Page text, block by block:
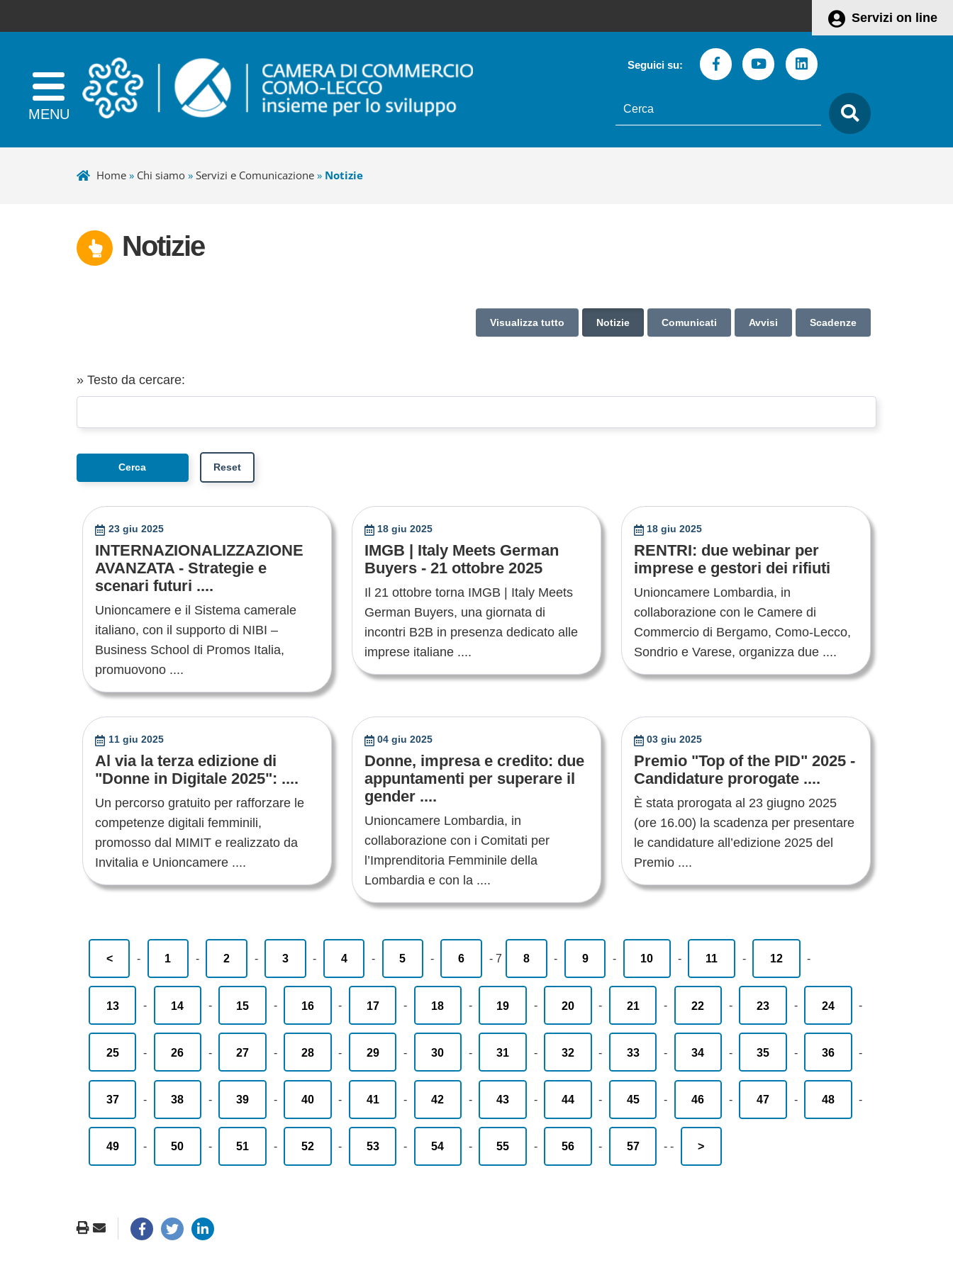
Servizi on line
Seguici su: FacebookYoutubeLinkedin
testo
da
cercare
Home» Chi siamo» Servizi e Comunicazione» Notizie
Notizie
Visualizza tutto Notizie Comunicati Avvisi Scadenze
» Testo da cercare:
23 giu 2025
INTERNAZIONALIZZAZIONE
AVANZATA - Strategie e
scenari futuri ....
Unioncamere e il Sistema camerale
italiano, con il supporto di NIBI –
Business School di Promos Italia,
promuovono ....
18 giu 2025
IMGB | Italy Meets German
Buyers - 21 ottobre 2025
Il 21 ottobre torna IMGB | Italy Meets
German Buyers, una giornata di
incontri B2B in presenza dedicato alle
imprese italiane ....
18 giu 2025
RENTRI: due webinar per
imprese e gestori dei rifiuti
Unioncamere Lombardia, in
collaborazione con le Camere di
Commercio di Bergamo, Como-Lecco,
Sondrio e Varese, organizza due ....
11 giu 2025
Al via la terza edizione di
"Donne in Digitale 2025": ....
Un percorso gratuito per rafforzare le
competenze digitali femminili,
promosso dal MIMIT e realizzato da
Invitalia e Unioncamere ....
04 giu 2025
Donne, impresa e credito: due
appuntamenti per superare il
gender ....
Unioncamere Lombardia, in
collaborazione con i Comitati per
l’Imprenditoria Femminile della
Lombardia e con la ....
03 giu 2025
Premio "Top of the PID" 2025 -
Candidature prorogate ....
È stata prorogata al 23 giugno 2025
(ore 16.00) la scadenza per presentare
le candidature all’edizione 2025 del
Premio ....
< - 1 - 2 - 3 - 4 - 5 - 6 - 7 8 - 9 - 10 - 11 - 12 -
13 - 14 - 15 - 16 - 17 - 18 - 19 - 20 - 21 - 22 - 23 - 24 -
25 - 26 - 27 - 28 - 29 - 30 - 31 - 32 - 33 - 34 - 35 - 36 -
37 - 38 - 39 - 40 - 41 - 42 - 43 - 44 - 45 - 46 - 47 - 48 -
49 - 50 - 51 - 52 - 53 - 54 - 55 - 56 - 57 - - >